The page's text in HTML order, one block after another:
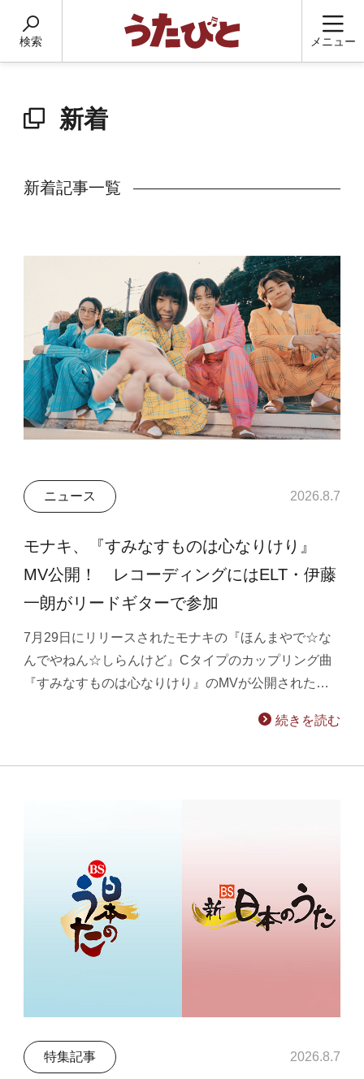
検索 メニュー
新着
新着記事一覧
ニュース 2026.8.7
モナキ、『すみなすものは心なりけり』
MV公開！ レコーディングにはELT・伊藤
一朗がリードギターで参加
7月29日にリリースされたモナキの『ほんまやで☆な
んでやねん☆しらんけど』Cタイプのカップリング曲
『すみなすものは心なりけり』のMVが公開された…
続きを読む
特集記事 2026.8.7